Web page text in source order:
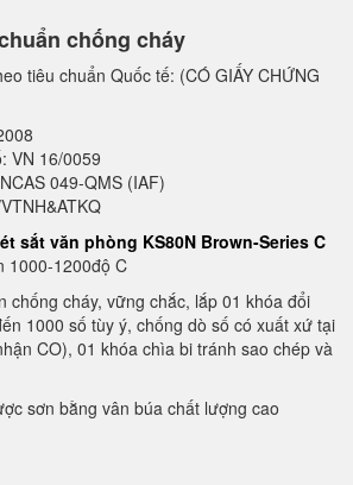
chống cháy
tiêu chuẩn Quốc tế: (CÓ GIẤY CHỨNG
VN 16/0059
049-QMS (IAF)
sắt văn phòng KS80N Brown-Series C
1000-1200độ C
chống cháy, vững chắc, lắp 01 khóa đổi
1000 số tùy ý, chống dò số có xuất xứ tại
CO), 01 khóa chìa bi tránh sao chép và
sơn bằng vân búa chất lượng cao